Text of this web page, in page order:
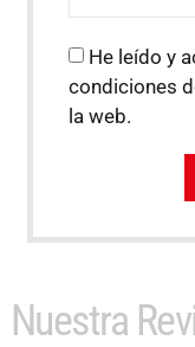
He leído y
condiciones
la web.
Nuestra